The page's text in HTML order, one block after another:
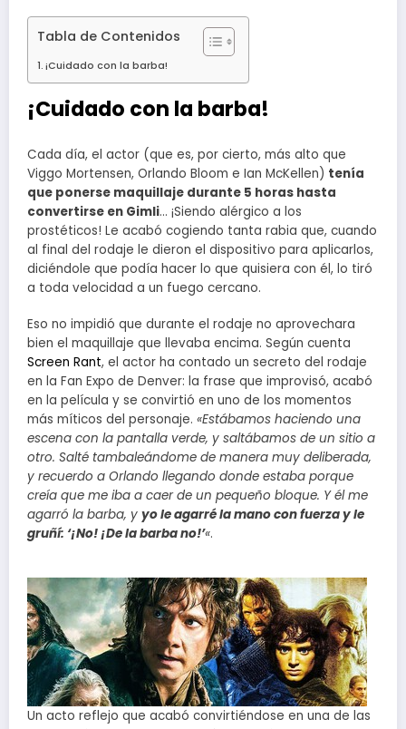
Tabla de Contenidos
¡Cuidado con la barba!
¡Cuidado con la barba!
Cada día, el actor (que es, por cierto, más alto que
Viggo Mortensen, Orlando Bloom e Ian McKellen) tenía
que ponerse maquillaje durante 5 horas hasta
convertirse en Gimli… ¡Siendo alérgico a los
prostéticos! Le acabó cogiendo tanta rabia que, cuando
al final del rodaje le dieron el dispositivo para aplicarlos,
diciéndole que podía hacer lo que quisiera con él, lo tiró
a toda velocidad a un fuego cercano.
Eso no impidió que durante el rodaje no aprovechara
bien el maquillaje que llevaba encima. Según cuenta
Screen Rant, el actor ha contado un secreto del rodaje
en la Fan Expo de Denver: la frase que improvisó, acabó
en la película y se convirtió en uno de los momentos
más míticos del personaje. «Estábamos haciendo una
escena con la pantalla verde, y saltábamos de un sitio a
otro. Salté tambaleándome de manera muy deliberada,
y recuerdo a Orlando llegando donde estaba porque
creía que me iba a caer de un pequeño bloque. Y él me
agarró la barba, y yo le agarré la mano con fuerza y le
gruñí: ‘¡No! ¡De la barba no!’«.
Un acto reflejo que acabó convirtiéndose en una de las